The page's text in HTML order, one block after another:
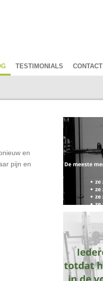
TESTIMONIALS CONTACT
en
pijn en